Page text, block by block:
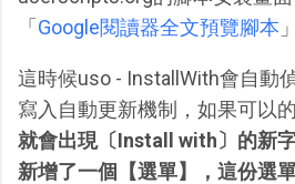
「Google閱讀器全文預覽腳本
這時候uso - InstallWith會自動
寫入自動更新機制，如果可以的
就會出現〔Install with〕的新
新增了一個【選單】，這份選